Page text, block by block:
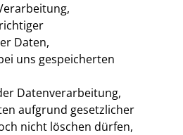
Daten,
uns gespeicherten
Datenverarbeitung,
aufgrund gesetzlicher
nicht löschen dürfen,